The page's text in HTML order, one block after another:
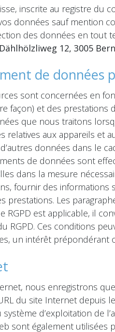
inscrite au registre
données sauf mention
des données en tout
12, 3005
de données
sont concernées en
façon) et des
que nous traitons
relatives aux appareils et
données dans le
de données sont
dans la mesure
fournir des
prestations. Les
RGPD est applicable, il
RGPD. Ces conditions
un intérêt
nous enregistrons
du site Internet depuis
d’exploitation de
sont également